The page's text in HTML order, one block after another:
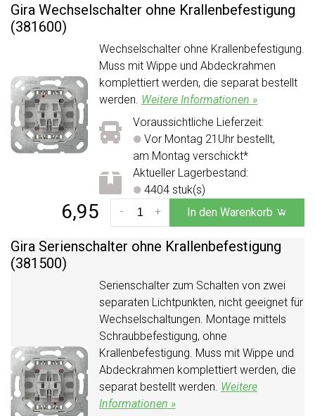
Gira Wechselschalter ohne Krallenbefestigung
(381600)
Wechselschalter ohne Krallenbefestigung.
Muss mit Wippe und Abdeckrahmen
komplettiert werden, die separat bestellt
werden. Weitere Informationen »
Voraussichtliche Lieferzeit:
Vor Montag 21Uhr bestellt,
am Montag verschickt*
Aktueller Lagerbestand:
4404 stuk(s)
6,95 +
- In den Warenkorb
Gira Serienschalter ohne Krallenbefestigung
(381500)
Serienschalter zum Schalten von zwei
separaten Lichtpunkten, nicht geeignet für
Wechselschaltungen. Montage mittels
Schraubbefestigung, ohne
Krallenbefestigung. Muss mit Wippe und
Abdeckrahmen komplettiert werden, die
separat bestellt werden. Weitere
Informationen »